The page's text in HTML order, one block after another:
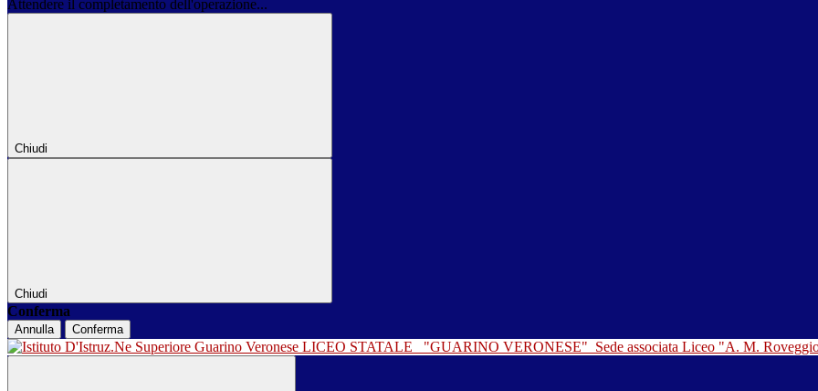
Attendere il completamento dell'operazione...
Chiudi
Chiudi
Conferma
Annulla Conferma
LICEO STATALE "GUARINO VERONESE" Sede associata Liceo "A. M.